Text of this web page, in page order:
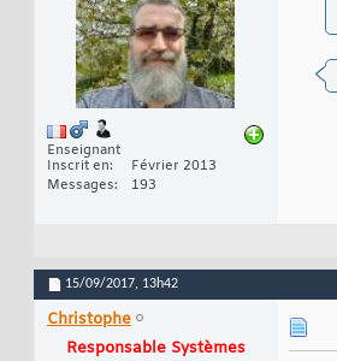
Enseignant
Inscrit en
Février 2013
Messages
193
15/09/2017, 13h42
Christophe
Responsable Systèmes